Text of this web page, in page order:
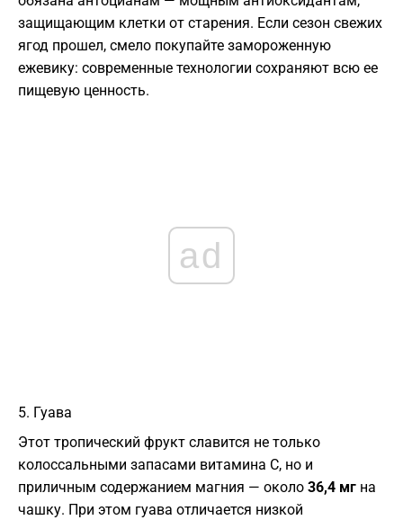
защищающим клетки от старения. Если сезон свежих
ягод прошел, смело покупайте замороженную
ежевику: современные технологии сохраняют всю ее
пищевую ценность.
ad
​5. Гуава
​Этот тропический фрукт славится не только
колоссальными запасами витамина C, но и
приличным содержанием магния — около 36,4 мг на
чашку. При этом гуава отличается низкой